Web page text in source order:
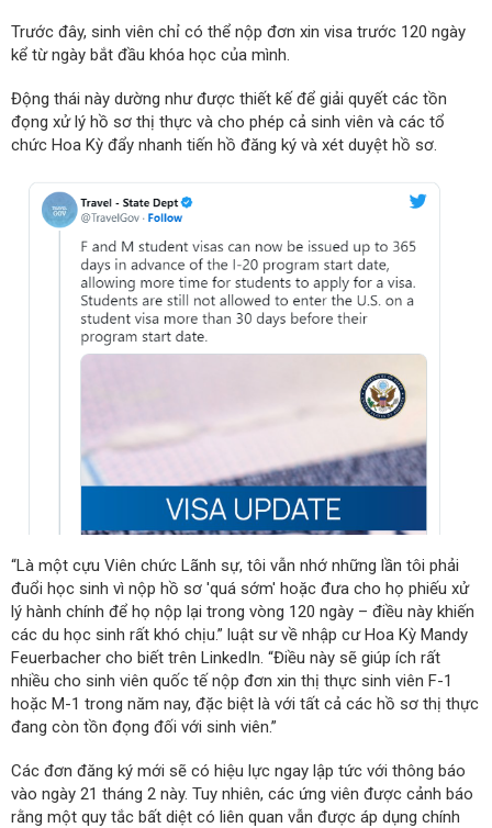
Trước đây, sinh viên chỉ có thể nộp đơn xin visa trước 120 ngày
kể từ ngày bắt đầu khóa học của mình.
Động thái này dường như được thiết kế để giải quyết các tồn
đọng xử lý hồ sơ thị thực và cho phép cả sinh viên và các tổ
chức Hoa Kỳ đẩy nhanh tiến hồ đăng ký và xét duyệt hồ sơ.
“Là một cựu Viên chức Lãnh sự, tôi vẫn nhớ những lần tôi phải
đuổi học sinh vì nộp hồ sơ 'quá sớm' hoặc đưa cho họ phiếu xử
lý hành chính để họ nộp lại trong vòng 120 ngày – điều này khiến
các du học sinh rất khó chịu.” luật sư về nhập cư Hoa Kỳ Mandy
Feuerbacher cho biết trên LinkedIn. “Điều này sẽ giúp ích rất
nhiều cho sinh viên quốc tế nộp đơn xin thị thực sinh viên F-1
hoặc M-1 trong năm nay, đặc biệt là với tất cả các hồ sơ thị thực
đang còn tồn đọng đối với sinh viên.”
Các đơn đăng ký mới sẽ có hiệu lực ngay lập tức với thông báo
vào ngày 21 tháng 2 này. Tuy nhiên, các ứng viên được cảnh báo
rằng một quy tắc bất diệt có liên quan vẫn được áp dụng chính